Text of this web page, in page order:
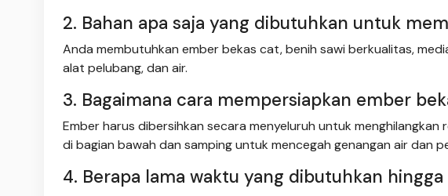
2. Bahan apa saja yang dibutuhkan untuk
Anda membutuhkan ember bekas cat, benih sawi berkualitas,
alat pelubang, dan air.
3. Bagaimana cara mempersiapkan ember
Ember harus dibersihkan secara menyeluruh untuk
di bagian bawah dan samping untuk mencegah genangan air dan
4. Berapa lama waktu yang dibutuhkan